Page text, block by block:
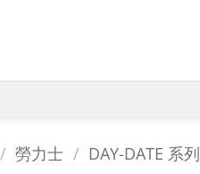
/ 勞力士 / DAY-DATE 系列